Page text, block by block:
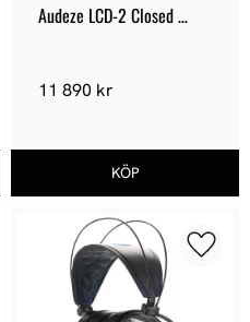
Audeze LCD-2 Closed
11 890 kr
till i favoriter Lägg